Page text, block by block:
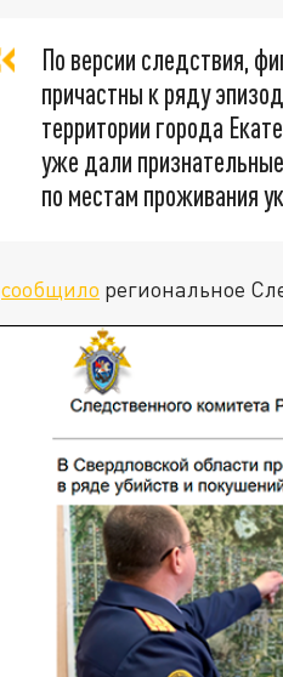
По версии следствия,
причастны к ряду
территории города
уже дали
по местам проживания
сообщило региональное